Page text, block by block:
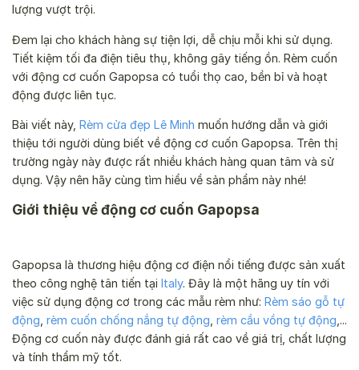
lượng vượt trội.
Đem lại cho khách hàng sự tiện lợi, dễ chịu mỗi khi sử dụng.
Tiết kiệm tối đa điện tiêu thụ, không gây tiếng ồn. Rèm cuốn
với động cơ cuốn Gapopsa có tuổi thọ cao, bền bỉ và hoạt
động được liên tục.
Bài viết này, Rèm cửa đẹp Lê Minh muốn hướng dẫn và giới
thiệu tới người dùng biết về động cơ cuốn Gapopsa. Trên thị
trường ngày này được rất nhiều khách hàng quan tâm và sử
dụng. Vậy nên hãy cùng tìm hiểu về sản phẩm này nhé!
Giới thiệu về động cơ cuốn Gapopsa
Gapopsa là thương hiệu động cơ điện nổi tiếng được sản xuất
theo công nghệ tân tiến tại Italy. Đây là một hãng uy tín với
việc sử dụng động cơ trong các mẫu rèm như: Rèm sáo gỗ tự
động rèm cuốn chống nắng tự động rèm cầu vồng tự động ,...
Động cơ cuốn này được đánh giá rất cao về giá trị, chất lượng
và tính thẩm mỹ tốt.